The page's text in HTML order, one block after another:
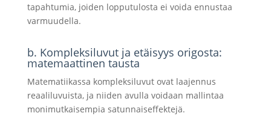
tapahtumia, joiden lopputulosta ei voida ennustaa
varmuudella.
b. Kompleksiluvut ja etäisyys origosta:
matemaattinen tausta
Matematiikassa kompleksiluvut ovat laajennus
reaaliluvuista, ja niiden avulla voidaan mallintaa
monimutkaisempia satunnaiseffektejä.